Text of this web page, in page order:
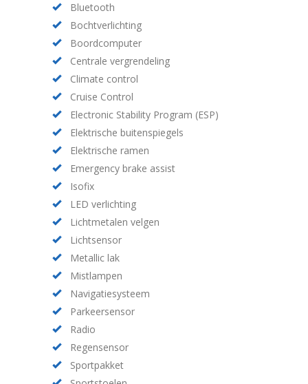
Bluetooth
Bochtverlichting
Boordcomputer
Centrale vergrendeling
Climate control
Cruise Control
Electronic Stability Program (ESP)
Elektrische buitenspiegels
Elektrische ramen
Emergency brake assist
Isofix
LED verlichting
Lichtmetalen velgen
Lichtsensor
Metallic lak
Mistlampen
Navigatiesysteem
Parkeersensor
Radio
Regensensor
Sportpakket